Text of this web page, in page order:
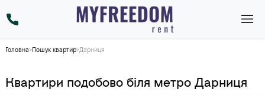
Головна>Пошук квартир>Дарниця
Квартири подобово біля метро Дарниця